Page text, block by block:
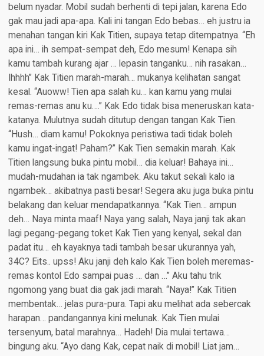
belum nyadar. Mobil sudah berhenti di tepi jalan, karena Edo
gak mau jadi apa-apa. Kali ini tangan Edo bebas… eh justru ia
menahan tangan kiri Kak Titien, supaya tetap ditempatnya. “Eh
apa ini… ih sempat-sempat deh, Edo mesum! Kenapa sih
kamu tambah kurang ajar … lepasin tanganku… nih rasakan…
Ihhhh” Kak Titien marah-marah… mukanya kelihatan sangat
kesal. “Auoww! Tien apa salah ku… kan kamu yang mulai
remas-remas anu ku….” Kak Edo tidak bisa meneruskan kata-
katanya. Mulutnya sudah ditutup dengan tangan Kak Tien.
“Hush… diam kamu! Pokoknya peristiwa tadi tidak boleh
kamu ingat-ingat! Paham?” Kak Tien semakin marah. Kak
Titien langsung buka pintu mobil… dia keluar! Bahaya ini…
mudah-mudahan ia tak ngambek. Aku takut sekali kalo ia
ngambek… akibatnya pasti besar! Segera aku juga buka pintu
belakang dan keluar mendapatkannya. “Kak Tien… ampun
deh… Naya minta maaf! Naya yang salah, Naya janji tak akan
lagi pegang-pegang toket Kak Tien yang kenyal, sekal dan
padat itu… eh kayaknya tadi tambah besar ukurannya yah,
34C? Eits.. upss! Aku janji deh kalo Kak Tien boleh meremas-
remas kontol Edo sampai puas … dan …” Aku tahu trik
ngomong yang buat dia gak jadi marah. “Naya!” Kak Titien
membentak… jelas pura-pura. Tapi aku melihat ada sebercak
harapan… pandangannya kini melunak. Kak Tien mulai
tersenyum, batal marahnya… Hadeh! Dia mulai tertawa…
bingung aku. “Ayo dang Kak, cepat naik di mobil! Liat jam…